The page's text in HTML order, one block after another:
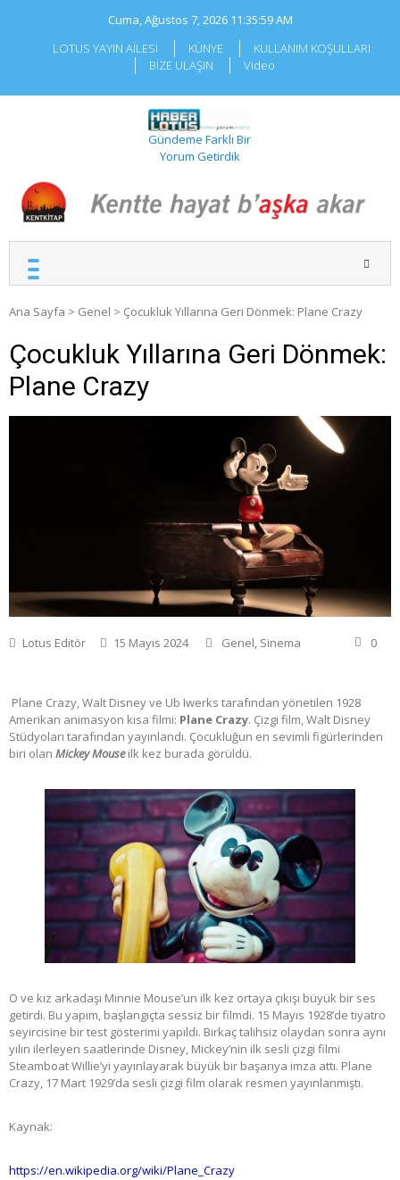
Cuma, Ağustos 7, 2026 11:36:00 AM
LOTUS YAYIN AİLESİ
KÜNYE
KULLANIM KOŞULLARI
BİZE ULAŞIN
Video
Gündeme Farklı Bir
Yorum Getirdik
Ana Sayfa > Genel > Çocukluk Yıllarına Geri Dönmek: Plane Crazy
Çocukluk Yıllarına Geri Dönmek:
Plane Crazy
Lotus Editör 15 Mayıs 2024 Genel, Sinema 0
Plane Crazy, Walt Disney ve Ub Iwerks tarafından yönetilen 1928
Amerikan animasyon kısa filmi: Plane Crazy. Çizgi film, Walt Disney
Stüdyoları tarafından yayınlandı. Çocukluğun en sevimli figürlerinden
biri olan Mickey Mouseilk kez burada görüldü.
O ve kız arkadaşı Minnie Mouse’un ilk kez ortaya çıkışı büyük bir ses
getirdi. Bu yapım, başlangıçta sessiz bir filmdi. 15 Mayıs 1928’de tiyatro
seyircisine bir test gösterimi yapıldı. Birkaç talihsiz olaydan sonra aynı
yılın ilerleyen saatlerinde Disney, Mickey’nin ilk sesli çizgi filmi
Steamboat Willie’yi yayınlayarak büyük bir başarıya imza attı. Plane
Crazy, 17 Mart 1929’da sesli çizgi film olarak resmen yayınlanmıştı.
Kaynak:
https://en.wikipedia.org/wiki/Plane_Crazy